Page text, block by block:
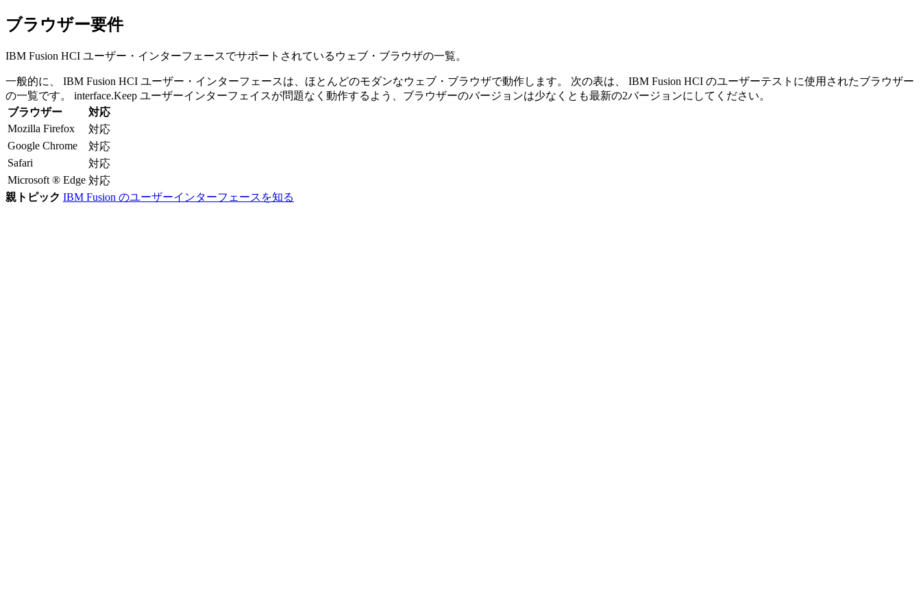
ブラウザー要件
IBM Fusion HCI ユーザー・インターフェースでサポートされているウェブ・ブラウザの一覧。
一般的に、 IBM Fusion HCI ユーザー・インターフェースは、ほとんどのモダンなウェブ・ブラウザで動作します。 次の表は、 IBM Fusion HCI のユーザーテストに使用されたブラウザー
の一覧です。 interface.Keep ユーザーインターフェイスが問題なく動作するよう、ブラウザーのバージョンは少なくとも最新の2バージョンにしてください。
ブラウザー
対応
Mozilla Firefox
対応
Google Chrome
対応
Safari
対応
Microsoft ® Edge 対応
親トピック IBM Fusion のユーザーインターフェースを知る